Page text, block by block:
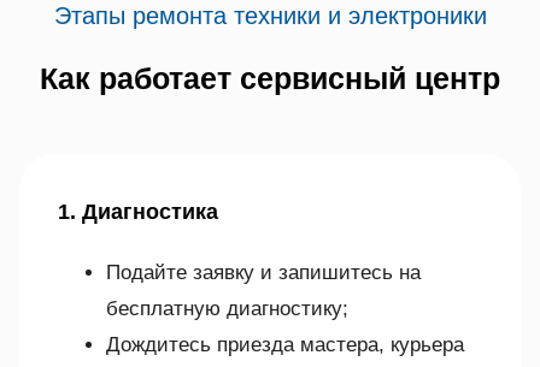
Этапы ремонта техники и электроники
Как работает сервисный центр
1. Диагностика
Подайте заявку и запишитесь на
бесплатную диагностику;
Дождитесь приезда мастера, курьера